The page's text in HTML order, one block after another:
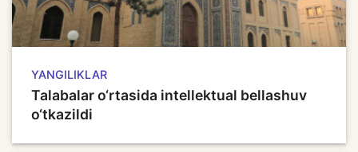
YANGILIKLAR
Talabalar o‘rtasida intellektual bellashuv
o‘tkazildi